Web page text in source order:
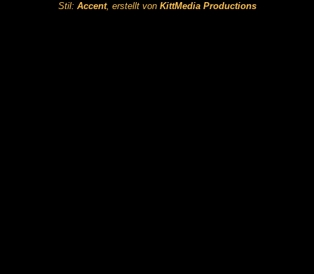
Stil: Accent, erstellt von KittMedia Productions